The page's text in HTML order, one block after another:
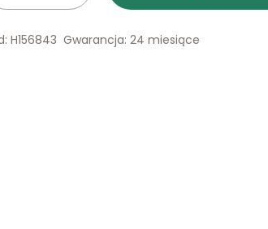
H156843 Gwarancja: 24 miesiące